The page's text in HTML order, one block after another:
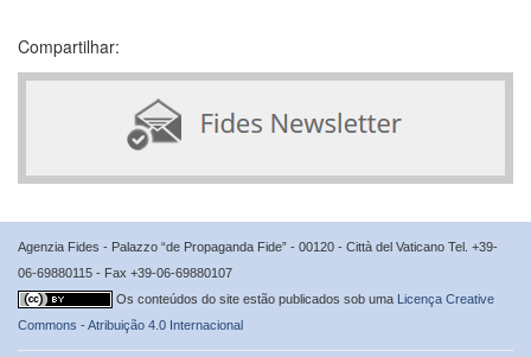
Compartilhar:
Agenzia Fides - Palazzo “de Propaganda Fide” - 00120 - Città del Vaticano Tel. +39-
06-69880115 - Fax +39-06-69880107
Os conteúdos do site estão publicados sob uma Licença Creative
Commons - Atribuição 4.0 Internacional